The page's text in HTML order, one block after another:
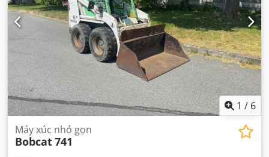
1 / 6
Máy xúc nhỏ gọn
Bobcat741